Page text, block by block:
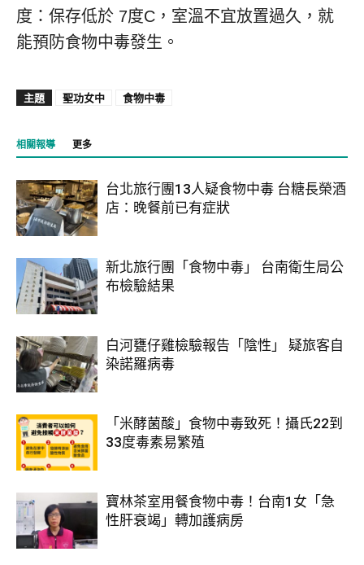
度：保存低於 7度C，室溫不宜放置過久，就
能預防食物中毒發生。
主題 聖功女中 食物中毒
相關報導 更多
台北旅行團13人疑食物中毒 台糖長榮酒
店：晚餐前已有症狀
新北旅行團「食物中毒」 台南衛生局公
布檢驗結果
白河甕仔雞檢驗報告「陰性」 疑旅客自
染諾羅病毒
「米酵菌酸」食物中毒致死！攝氏22到
33度毒素易繁殖
寶林茶室用餐食物中毒！台南1女「急
性肝衰竭」轉加護病房